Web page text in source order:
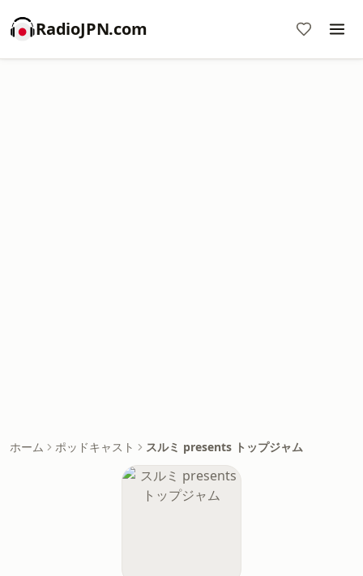
RadioJPN.com
ホーム ポッドキャスト スルミ presents トップジャム